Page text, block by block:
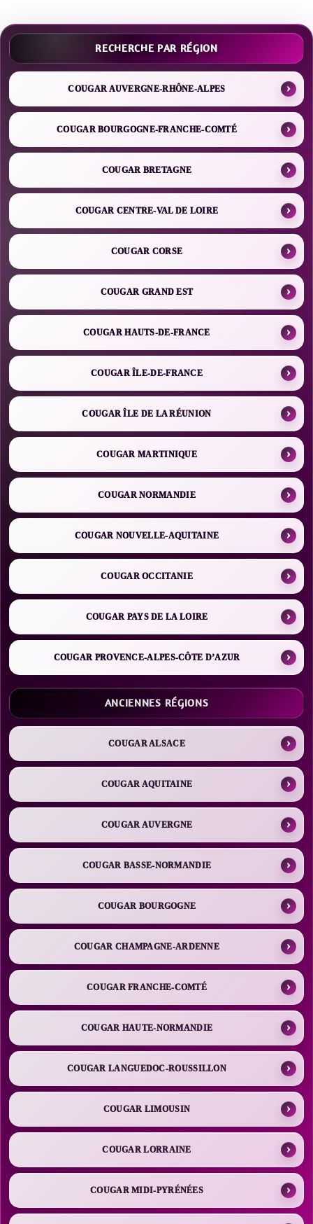
RECHERCHE PAR RÉGION
COUGAR AUVERGNE-RHÔNE-ALPES
COUGAR BOURGOGNE-FRANCHE-COMTÉ
COUGAR BRETAGNE
COUGAR CENTRE-VAL DE LOIRE
COUGAR CORSE
COUGAR GRAND EST
COUGAR HAUTS-DE-FRANCE
COUGAR ÎLE-DE-FRANCE
COUGAR ÎLE DE LA RÉUNION
COUGAR MARTINIQUE
COUGAR NORMANDIE
COUGAR NOUVELLE-AQUITAINE
COUGAR OCCITANIE
COUGAR PAYS DE LA LOIRE
COUGAR PROVENCE-ALPES-CÔTE D’AZUR
ANCIENNES RÉGIONS
COUGAR ALSACE
COUGAR AQUITAINE
COUGAR AUVERGNE
COUGAR BASSE-NORMANDIE
COUGAR BOURGOGNE
COUGAR CHAMPAGNE-ARDENNE
COUGAR FRANCHE-COMTÉ
COUGAR HAUTE-NORMANDIE
COUGAR LANGUEDOC-ROUSSILLON
COUGAR LIMOUSIN
COUGAR LORRAINE
COUGAR MIDI-PYRÉNÉES